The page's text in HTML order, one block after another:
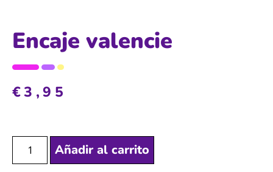
Encaje valencie
€3,95
Añadir al carrito